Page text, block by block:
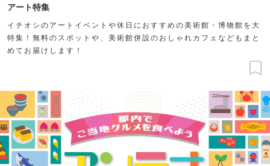
アート特集
イチオシのアートイベントや休日におすすめの美術館・博物館を大
特集！無料のスポットや、美術館併設のおしゃれカフェなどもまと
めてお届けします！